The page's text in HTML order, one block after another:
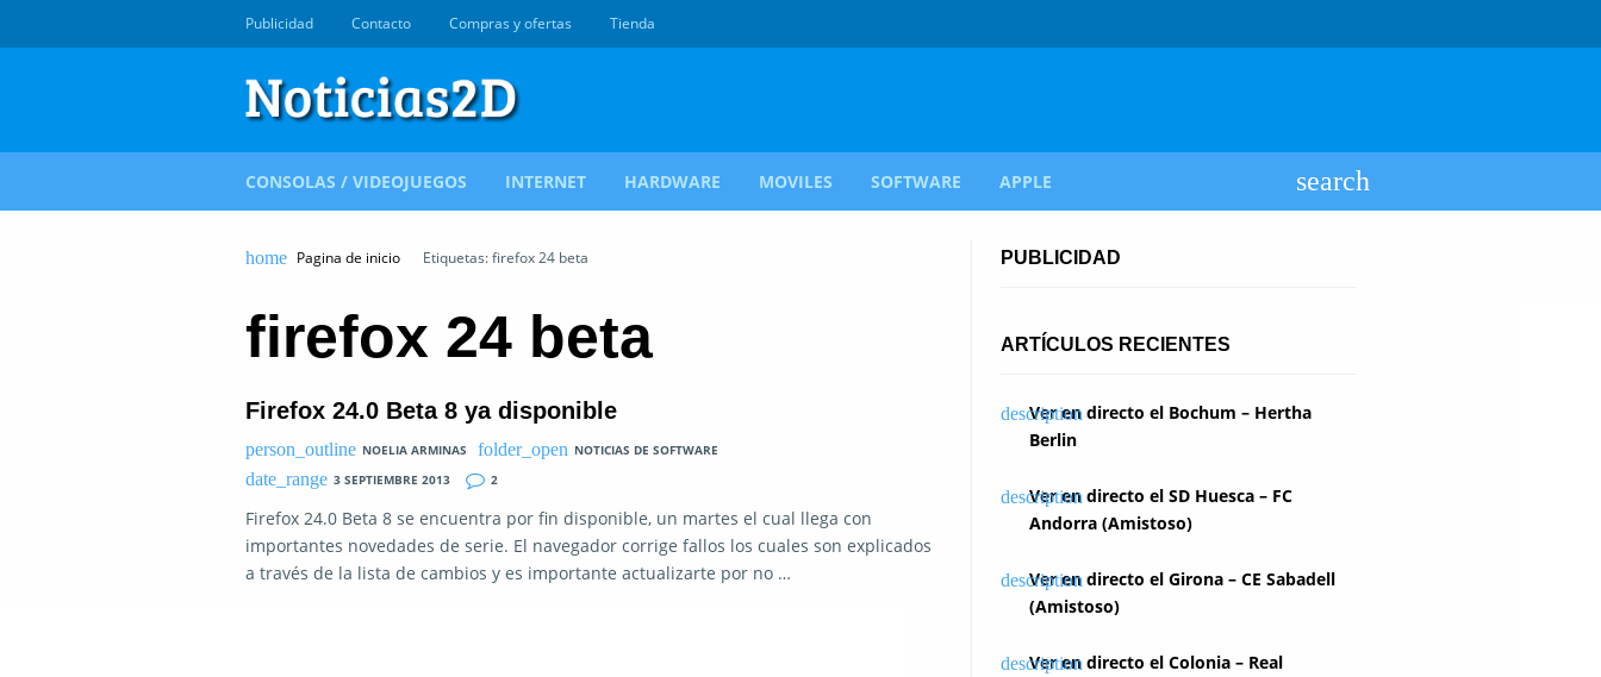
Publicidad Contacto Compras y ofertas Tienda
CONSOLAS / VIDEOJUEGOS INTERNET HARDWARE MOVILES SOFTWARE APPLE
Pagina de inicio Etiquetas: firefox 24 beta
firefox 24 beta
Firefox 24.0 Beta 8 ya disponible
NOELIA ARMINAS
NOTICIAS DE SOFTWARE
3 SEPTIEMBRE 2013
2
Firefox 24.0 Beta 8 se encuentra por fin disponible, un martes el cual llega con
importantes novedades de serie. El navegador corrige fallos los cuales son explicados
a través de la lista de cambios y es importante actualizarte por no …
PUBLICIDAD
ARTÍCULOS RECIENTES
Ver en directo el Bochum – Hertha
Berlin
Ver en directo el SD Huesca – FC
Andorra (Amistoso)
Ver en directo el Girona – CE Sabadell
(Amistoso)
Ver en directo el Colonia – Real